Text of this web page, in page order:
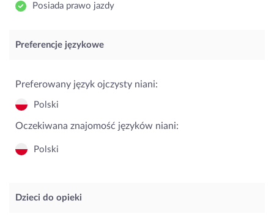
Posiada prawo jazdy
Preferencje językowe
Preferowany język ojczysty niani:
Polski
Oczekiwana znajomość języków niani:
Polski
Dzieci do opieki